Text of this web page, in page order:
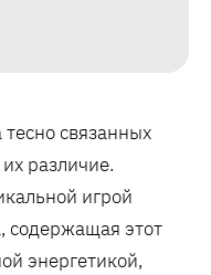
связанных
различие.
игрой
содержащая этот
энергетикой,